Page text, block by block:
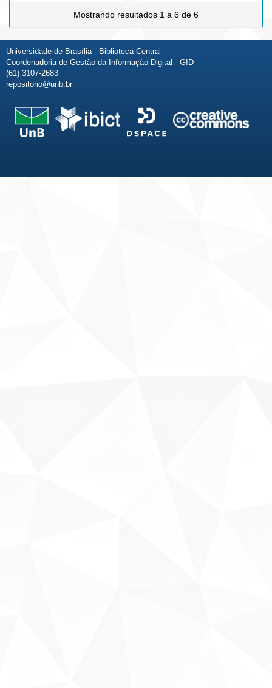
Mostrando resultados 1 a 6 de 6
Universidade de Brasília - Biblioteca Central
Coordenadoria de Gestão da Informação Digital - GID
(61) 3107-2683
repositorio@unb.br